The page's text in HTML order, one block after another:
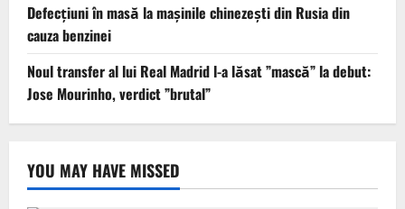
Defecțiuni în masă la mașinile chinezești din Rusia din
cauza benzinei
Noul transfer al lui Real Madrid l-a lăsat ”mască” la debut:
Jose Mourinho, verdict ”brutal”
YOU MAY HAVE MISSED